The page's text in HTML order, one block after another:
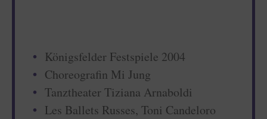
Königsfelder Festspiele 2004
Choreografin Mi Jung
Tanztheater Tiziana Arnaboldi
Les Ballets Russes, Toni Candeloro